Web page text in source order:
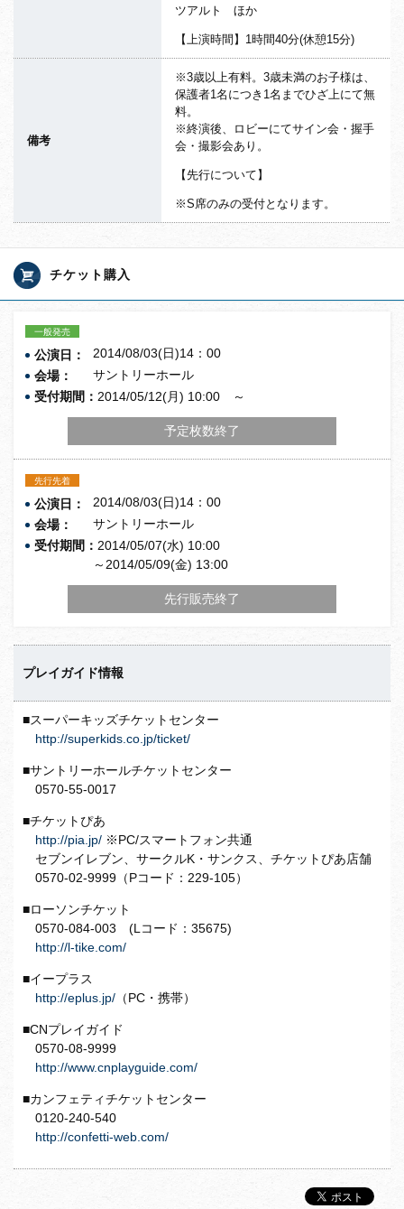
ツアルト ほか
【上演時間】1時間40分(休憩15分)
備考
※3歳以上有料。3歳未満のお子様は、
保護者1名につき1名までひざ上にて無
料。
※終演後、ロビーにてサイン会・握手
会・撮影会あり。
【先行について】
※S席のみの受付となります。
チケット購入
一般発売
公演日：
2014/08/03(日)14：00
会場：
サントリーホール
受付期間： 2014/05/12(月) 10:00 ～
予定枚数終了
先行先着
公演日：
2014/08/03(日)14：00
会場：
サントリーホール
受付期間： 2014/05/07(水) 10:00
～2014/05/09(金) 13:00
先行販売終了
プレイガイド情報
■スーパーキッズチケットセンター
http://superkids.co.jp/ticket/
■サントリーホールチケットセンター
0570-55-0017
■チケットぴあ
http://pia.jp/ ※PC/スマートフォン共通
セブンイレブン、サークルK・サンクス、チケットぴあ店舗
0570-02-9999（Pコード：229-105）
■ローソンチケット
0570-084-003 (Lコード：35675)
http://l-tike.com/
■イープラス
http://eplus.jp/ （PC・携帯）
■CNプレイガイド
0570-08-9999
http://www.cnplayguide.com/
■カンフェティチケットセンター
0120-240-540
http://confetti-web.com/